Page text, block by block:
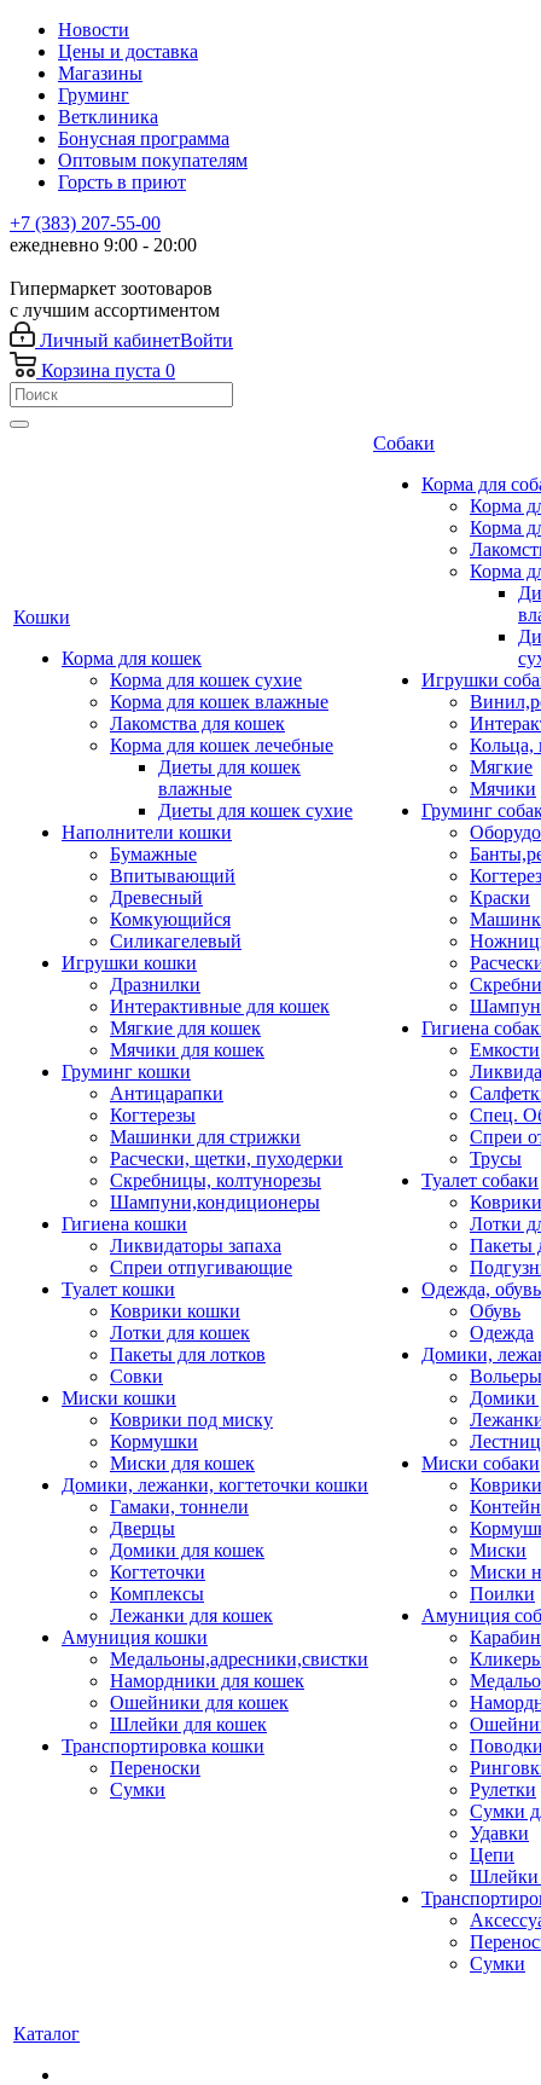
Новости
Цены и доставка
Магазины
Груминг
Ветклиника
Бонусная программа
Оптовым покупателям
Горсть в приют
+7 (383) 207-55-00
ежедневно 9:00 - 20:00
Гипермаркет зоотоваров
с лучшим ассортиментом
Личный кабинетВойти
Корзина пуста 0
Кошки
Корма для кошек
Корма для кошек сухие
Корма для кошек влажные
Лакомства для кошек
Корма для кошек лечебные
Диеты для кошек
влажные
Диеты для кошек сухие
Наполнители кошки
Бумажные
Впитывающий
Древесный
Комкующийся
Силикагелевый
Игрушки кошки
Дразнилки
Интерактивные для кошек
Мягкие для кошек
Мячики для кошек
Груминг кошки
Антицарапки
Когтерезы
Машинки для стрижки
Расчески, щетки, пуходерки
Скребницы, колтунорезы
Шампуни,кондиционеры
Гигиена кошки
Ликвидаторы запаха
Спреи отпугивающие
Туалет кошки
Коврики кошки
Лотки для кошек
Пакеты для лотков
Совки
Миски кошки
Коврики под миску
Кормушки
Миски для кошек
Домики, лежанки, когтеточки кошки
Гамаки, тоннели
Дверцы
Домики для кошек
Когтеточки
Комплексы
Лежанки для кошек
Амуниция кошки
Медальоны,адресники,свистки
Намордники для кошек
Ошейники для кошек
Шлейки для кошек
Транспортировка кошки
Переноски
Сумки
Собаки
Корма для
Корма
Корма
Корма
Игрушки
Кольца,
Мягкие
Мячики
Груминг
Краски
Гигиена
Емкости
Спец.
Спреи
Трусы
Туалет собаки
Коврики
Лотки
Пакеты
Одежда, обувь
Обувь
Одежда
Домики,
Домики
Миски собаки
Миски
Миски
Поилки
Амуниция
Рулетки
Сумки
Удавки
Цепи
Шлейки
Сумки
Каталог